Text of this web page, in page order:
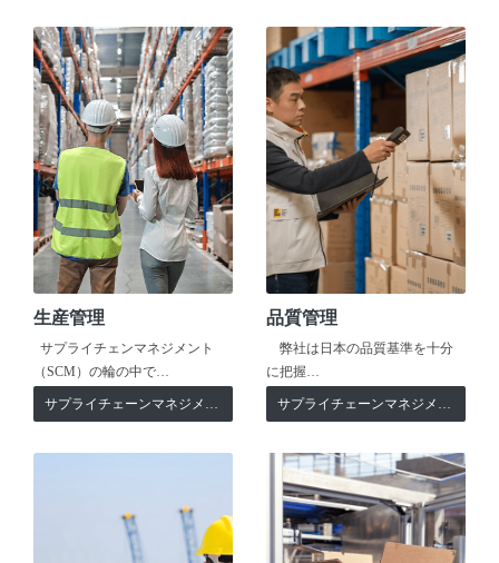
生産管理
サプライチェンマネジメント
（SCM）の輪の中で…
サプライチェーンマネジメント
品質管理
弊社は日本の品質基準を十分
に把握…
サプライチェーンマネジメント